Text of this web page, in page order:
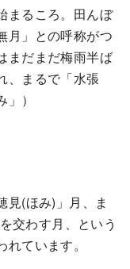
まるころ。田んぼ
月」との呼称がつ
まだまだ梅雨半ば
、まるで「水張
）
(ほみ)」月、ま
交わす月、という
ています。